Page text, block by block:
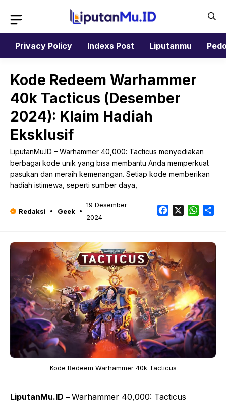
isi
Privacy Policy
Indexs Post Liputanmu
Kode Redeem Warhammer
40k Tacticus (Desember
2024): Klaim Hadiah
Eksklusif
LiputanMu.ID – Warhammer 40,000: Tacticus menyediakan
berbagai kode unik yang bisa membantu Anda memperkuat
pasukan dan meraih kemenangan. Setiap kode memberikan
hadiah istimewa, seperti sumber daya,
Redaksi Geek
19 Desember
2024
Facebook
Kode Redeem Warhammer 40k Tacticus
LiputanMu.ID – Warhammer 40,000: Tacticus